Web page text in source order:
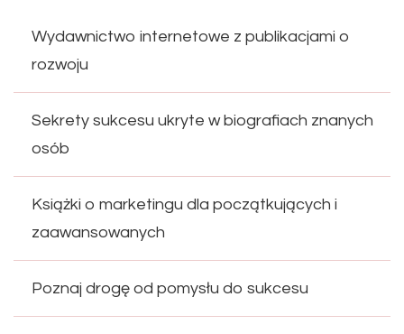
Wydawnictwo internetowe z publikacjami o
rozwoju
Sekrety sukcesu ukryte w biografiach znanych
osób
Książki o marketingu dla początkujących i
zaawansowanych
Poznaj drogę od pomysłu do sukcesu